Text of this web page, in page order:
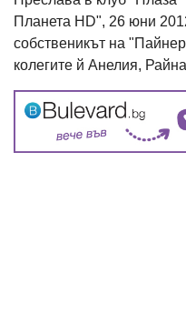
Планета HD", 26 юни
собственикът на
колегите й Анелия,